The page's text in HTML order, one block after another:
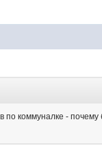
по коммуналке -